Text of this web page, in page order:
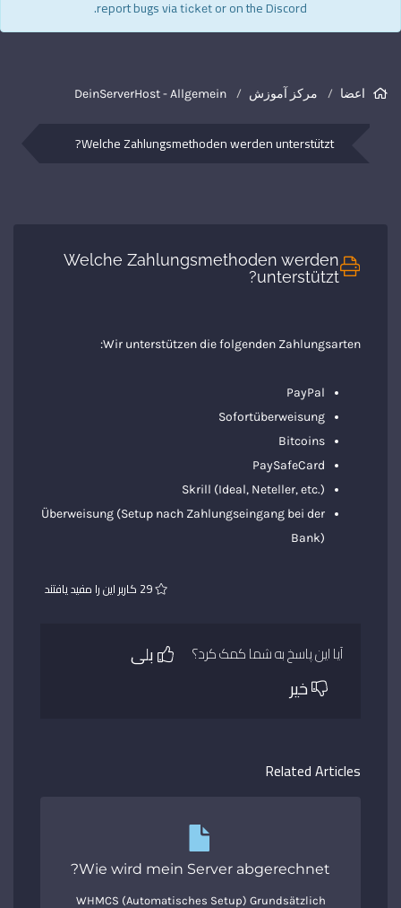
report bugs viaticket or on the Discord.
اعضا مرکز آموزش DeinServerHost - Allgemein
Welche Zahlungsmethoden werden unterstützt?
Welche Zahlungsmethoden werden
unterstützt?
Wir unterstützen die folgenden Zahlungsarten:
PayPal
Sofortüberweisung
Bitcoins
PaySafeCard
Skrill (Ideal, Neteller, etc.)
Überweisung (Setup nach Zahlungseingang bei der
Bank)
آیا این پاسخ به شما کمک کرد؟
بلی
خیر
Related Articles
Wie wird mein Server abgerechnet?
WHMCS (Automatisches Setup) Grundsätzlich